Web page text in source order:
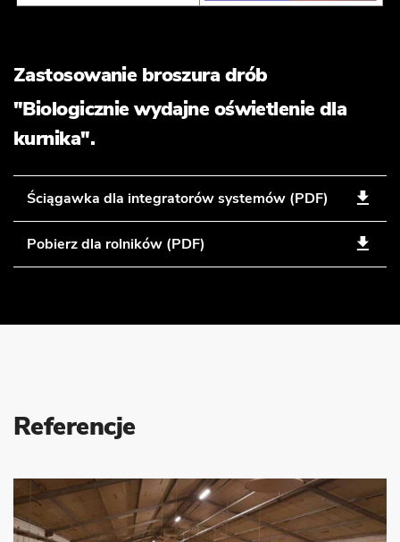
Zastosowanie broszura drób
"Biologicznie wydajne oświetlenie dla
kurnika".
Ściągawka dla integratorów systemów (PDF)
Pobierz dla rolników (PDF)
Referencje